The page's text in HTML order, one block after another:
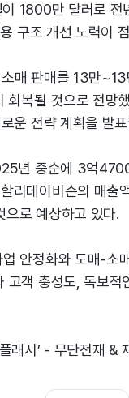
1800만 달러로
구조 개선 노력이
매 판매를 13만
회복될 것으로 전망
운 전략 계획을 발
년 중순에 3억
리데이비슨의 매
로 예상하고 있다.
안정화와 도매-소
객 충성도, 독보
래시’ - 무단전재 &